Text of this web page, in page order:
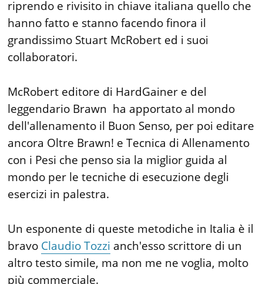
riprendo e rivisito in chiave italiana quello che
hanno fatto e stanno facendo finora il
grandissimo Stuart McRobert ed i suoi
collaboratori.
McRobert editore di HardGainer e del
leggendario Brawn ha apportato al mondo
dell'allenamento il Buon Senso, per poi editare
ancora Oltre Brawn! e Tecnica di Allenamento
con i Pesi che penso sia la miglior guida al
mondo per le tecniche di esecuzione degli
esercizi in palestra.
Un esponente di queste metodiche in Italia è il
bravo Claudio Tozzi anch'esso scrittore di un
altro testo simile, ma non me ne voglia, molto
più commerciale.